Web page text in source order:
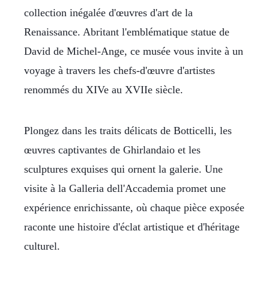
collection inégalée d'œuvres d'art de la
Renaissance. Abritant l'emblématique statue de
David de Michel-Ange, ce musée vous invite à un
voyage à travers les chefs-d'œuvre d'artistes
renommés du XIVe au XVIIe siècle.
Plongez dans les traits délicats de Botticelli, les
œuvres captivantes de Ghirlandaio et les
sculptures exquises qui ornent la galerie. Une
visite à la Galleria dell'Accademia promet une
expérience enrichissante, où chaque pièce exposée
raconte une histoire d'éclat artistique et d'héritage
culturel.